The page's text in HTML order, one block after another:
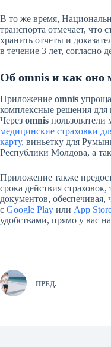
В то же время,
транспорта отмечает, что
хранить отчеты и
в течение 3 лет, согласно
Об omnis и как оно
Приложение omnis
комплексные решения для
Через omnis пользователи
медицинские страховки
карту, виньетку для
Республики Молдова, а
Приложение также
срока действия
документов, обеспечивая,
с Google Play или App
удобствами, прямо у вас
ПРЕД.